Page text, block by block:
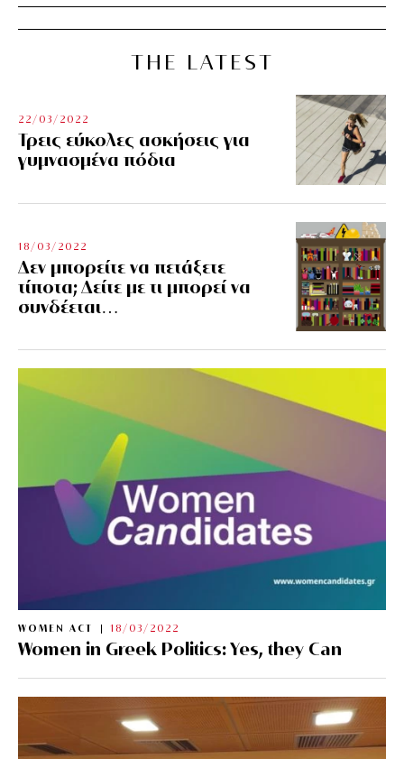
THE LATEST
22/03/2022
Τρεις εύκολες ασκήσεις για
γυμνασμένα πόδια
18/03/2022
Δεν μπορείτε να πετάξετε
τίποτα; Δείτε με τι μπορεί να
συνδέεται…
WOMEN ACT 18/03/2022
Women in Greek Politics: Yes, they Can